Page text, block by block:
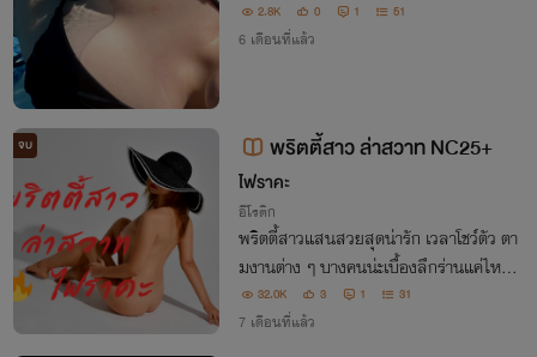
2.8K 0 1 51
6 เดือนที่แล้ว
จบ พริตตี้สาว ล่าสวาท NC25+
ไฟราคะ
อีโรติก
พริตตี้สาวแสนสวยสุดน่ารัก เวลาโชว์ตัว ตา
มงานต่าง ๆ บางคนน่ะเบื้องลึกร่านแค่ไหน ไ
ม่มีสาวคนไหนจะร่านเท่าเธออีกแล้ว แซบแค่
ไหน ป่ะ ไปติดตามเลย
32.0K 3 1 31
7 เดือนที่แล้ว